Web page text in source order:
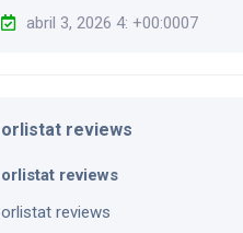
abril 3, 2026 4: +00:0007
orlistat reviews
orlistat reviews
orlistat reviews